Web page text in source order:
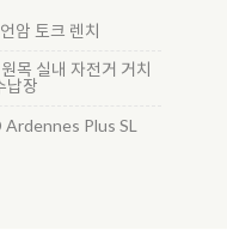
암 토크 렌치
목 실내 자전거 거치
납장
Ardennes Plus SL